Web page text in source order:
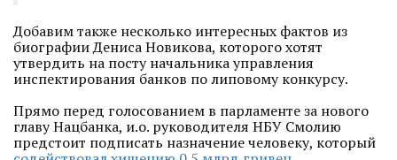
Добавим также несколько интересных фактов из
биографии Дениса Новикова, которого хотят
утвердить на посту начальника управления
инспектирования банков по липовому конкурсу.
Прямо перед голосованием в парламенте за нового
главу Нацбанка, и.о. руководителя НБУ Смолию
предстоит подписать назначение человеку, который